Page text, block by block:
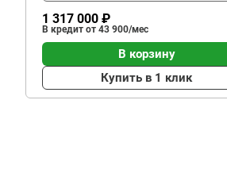
1 317 000 ₽
В кредит от 43 900/мес
В корзину
Купить в 1 клик